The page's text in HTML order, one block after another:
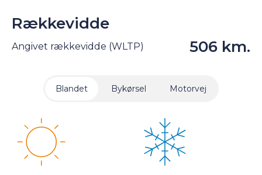
Rækkevidde
Angivet rækkevidde (WLTP) 506 km.
Blandet Bykørsel Motorvej